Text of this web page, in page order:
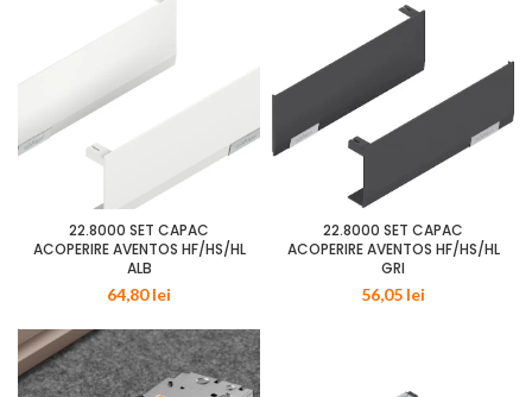
22.8000 SET CAPAC
ACOPERIRE AVENTOS HF/HS/HL
ALB
64,80lei
22.8000 SET CAPAC
ACOPERIRE AVENTOS HF/HS/HL
GRI
56,05 lei